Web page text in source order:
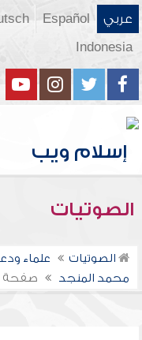
عربي Español
Indonesia
الصوتيات
الصوتيات علماء
محمد المنجد
صفحة